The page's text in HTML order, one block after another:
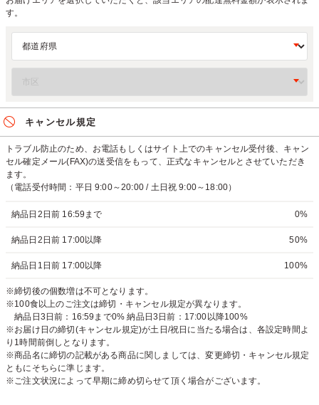
す。
キャンセル規定
トラブル防止のため、お電話もしくはサイト上でのキャンセル受付後、キャン
セル確定メール(FAX)の送受信をもって、正式なキャンセルとさせていただき
ます。
（電話受付時間：平日 9:00～20:00 / 土日祝 9:00～18:00）
納品日2日前 16:59まで 0%
納品日2日前 17:00以降 50%
納品日1日前 17:00以降 100%
※締切後の個数増は不可となります。
※100食以上のご注文は締切・キャンセル規定が異なります。
納品日3日前：16:59まで0% 納品日3日前：17:00以降100%
※お届け日の締切(キャンセル規定)が土日/祝日に当たる場合は、各設定時間よ
り1時間前倒しとなります。
※商品名に締切の記載がある商品に関しましては、変更締切・キャンセル規定
ともにそちらに準じます。
※ご注文状況によって早期に締め切らせて頂く場合がございます。